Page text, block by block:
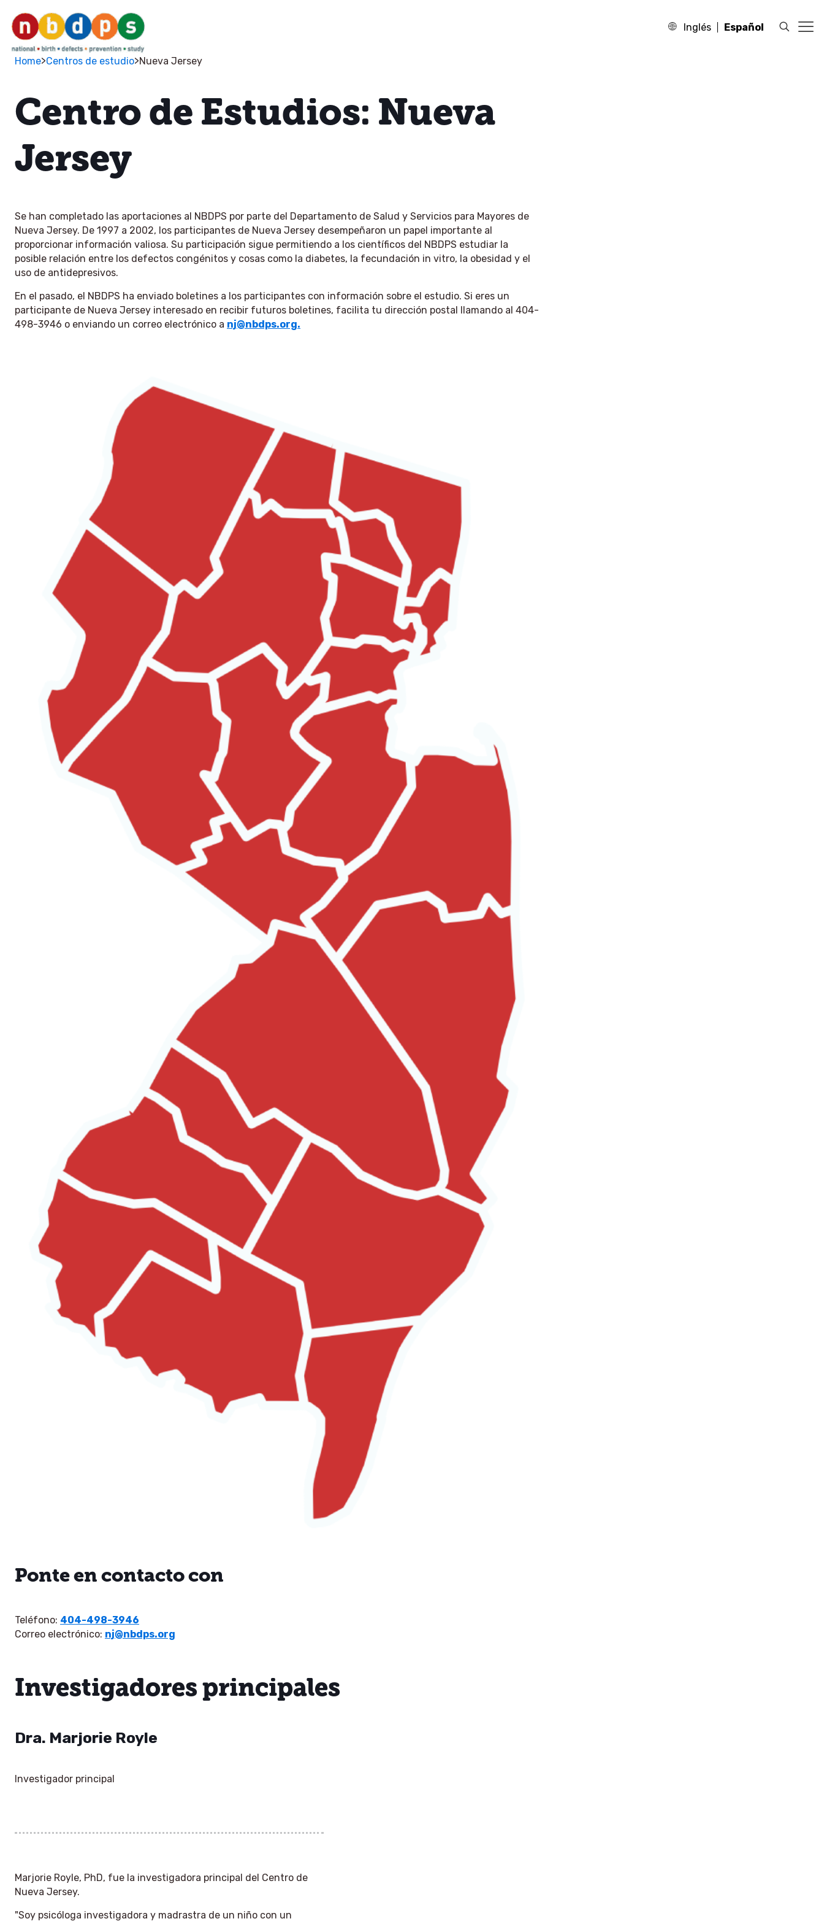
Inglés Español
Home>Centros de estudio>Nueva Jersey
Centro de Estudios: Nueva
Jersey
Se han completado las aportaciones al NBDPS por parte del Departamento de Salud y Servicios para Mayores de
Nueva Jersey. De 1997 a 2002, los participantes de Nueva Jersey desempeñaron un papel importante al
proporcionar información valiosa. Su participación sigue permitiendo a los científicos del NBDPS estudiar la
posible relación entre los defectos congénitos y cosas como la diabetes, la fecundación in vitro, la obesidad y el
uso de antidepresivos.
En el pasado, el NBDPS ha enviado boletines a los participantes con información sobre el estudio. Si eres un
participante de Nueva Jersey interesado en recibir futuros boletines, facilita tu dirección postal llamando al 404-
498-3946 o enviando un correo electrónico a nj@nbdps.org.
Ponte en contacto con
Teléfono: 404-498-3946
Correo electrónico: nj@nbdps.org
Investigadores principales
Dra. Marjorie Royle
Investigador principal
Marjorie Royle, PhD, fue la investigadora principal del Centro de
Nueva Jersey.
"Soy psicóloga investigadora y madrastra de un niño con un